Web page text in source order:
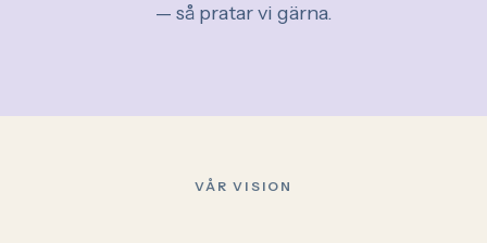
— så pratar vi gärna.
VÅR VISION